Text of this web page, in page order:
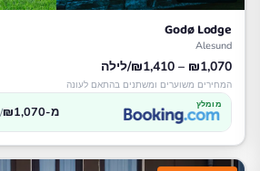
Godø Lodge
Alesund
₪1,070 – ₪1,410/לילה
המחירים משוערים ומשתנים בהתאם לעונה
מומלץ מ-₪1,070